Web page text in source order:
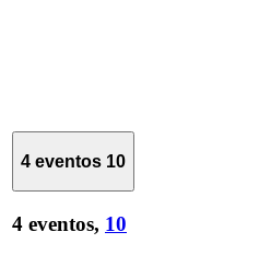
4 eventos 10
4 eventos, 10